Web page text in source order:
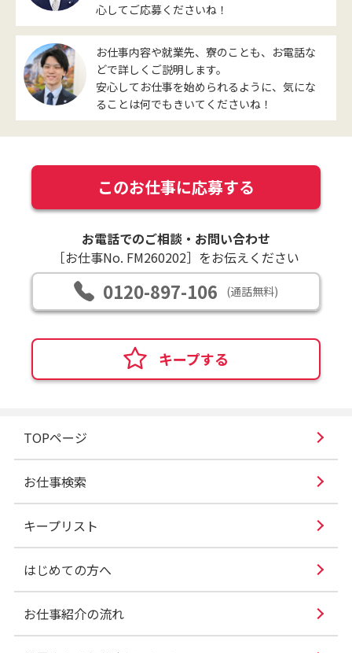
心してご応募くださいね！
お仕事内容や就業先、寮のことも、お電話な
どで詳しくご説明します。
安心してお仕事を始められるように、気にな
ることは何でもきいてくださいね！
このお仕事に応募する
お電話でのご相談・お問い合わせ
［お仕事No. FM260202］をお伝えください
0120-897-106 (通話無料)
キープする
TOPページ
お仕事検索
キープリスト
はじめての方へ
お仕事紹介の流れ